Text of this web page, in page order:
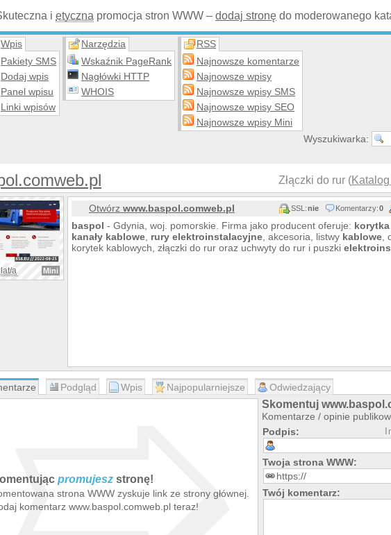
i etyczna promocja stron WWW – dodaj stronę do moderowanego
Wpis
Pakiety SMS
Dodaj wpis
Panel wpisu
Linki wpisów
Narzędzia
Wskaźnik PageRank
Nagłówki HTTP
WHOIS
RSS
Najnowsze komentarze
Najnowsze wpisy
Najnowsze wpisy SMS
Najnowsze wpisy SEO
Najnowsze wpisy Mini
Wyszukiwarka:
Złączki do rur (
a Mini
Otwórz www.baspol.comweb.pl SSL:nie Komentarzy:0
baspol - Gdynia, woj. pomorskie. Firma jako producent oferuje: korytka
kanały kablowe rury elektroinstalacyjne , akcesoria, listwy kablowe
korytek kablowych, złączki do rur oraz uchwyty do rur i puszki
Podgląd Wpis Najpopularniejsze Odwiedzający
promujesz stronę!
strona WWW zyskuje link ze strony głównej.
komentarz www.baspol.comweb.pl teraz!
Skomentuj
Komentarze / opinie
Podpis:
Twoja strona WWW:
Twój komentarz: